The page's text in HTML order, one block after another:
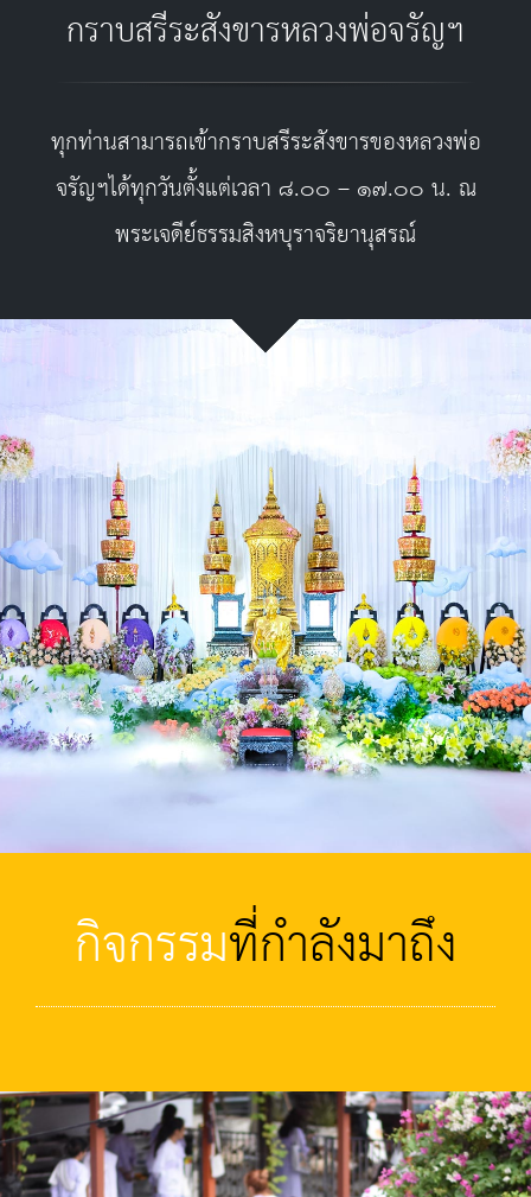
กราบสรีระสังขารหลวงพ่อจรัญฯ
ทุกท่านสามารถเข้ากราบสรีระสังขารของหลวงพ่อ
จรัญฯได้ทุกวันตั้งแต่เวลา ๘.๐๐ – ๑๗.๐๐ น. ณ
พระเจดีย์ธรรมสิงหบุราจริยานุสรณ์
กิจกรรมที่กำลังมาถึง